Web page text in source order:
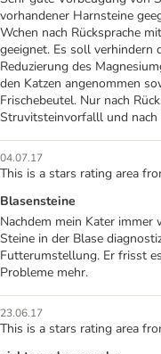
vorhandener Harnsteine
Wchen nach Rücksprache
geeignet. Es soll verhindern
Reduzierung des
den Katzen angenommen
Frischebeutel. Nur nach
Struvitsteinvorfalll und
04.07.17
This is a stars rating area
Blasensteine
Nachdem mein Kater
Steine in der Blase
Futterumstellung. Er frisst
Probleme mehr.
23.06.17
This is a stars rating area